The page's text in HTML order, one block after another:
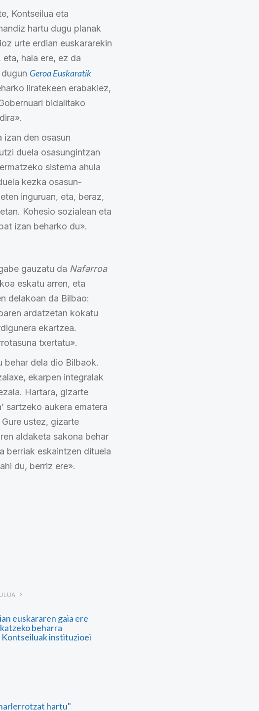
Kontseilua eta
hartu dugu planak
urte erdian euskararekin
hala ere, ez da
Geroa Euskaratik
liratekeen erabakiez,
bidalitako
izan den osasun
duela osasungintzan
sistema ahula
kezka osasun-
inguruan, eta, beraz,
Kohesio sozialean eta
izan beharko du».
gauzatu da Nafarroa
eskatu arren, eta
delakoan da Bilbao:
ardatzetan kokatu
ekartzea.
txertatu».
behar dela dio Bilbaok.
ekarpen integralak
Hartara, gizarte
sartzeko aukera ematera
ustez, gizarte
aldaketa sakona behar
berriak eskaintzen dituela
du, berriz ere».
euskararen gaia ere
beharra
instituzioei
hartu"